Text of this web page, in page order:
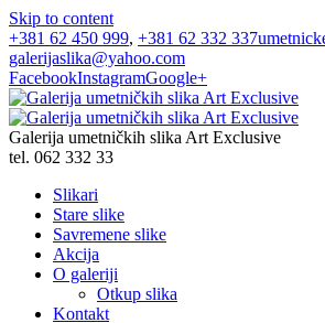
Skip to content
+381 62 450 999, +381 62 332 337
galerijaslika@yahoo.com
FacebookInstagramGoogle+
Galerija umetničkih slika Art Exclusive
tel. 062 332 33
Slikari
Stare slike
Savremene slike
Akcija
O galeriji
Otkup slika
Kontakt